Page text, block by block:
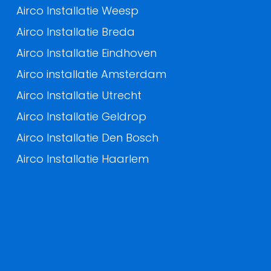
Airco Installatie Weesp
Airco Installatie Breda
Airco Installatie Eindhoven
Airco installatie Amsterdam
Airco Installatie Utrecht
Airco Installatie Geldrop
Airco Installatie Den Bosch
Airco Installatie Haarlem